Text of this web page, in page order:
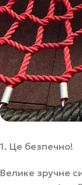
1. Це безпечно!
Велике зручне